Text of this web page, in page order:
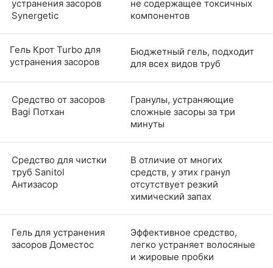
устранения засоров
Synergetic
не содержащее токсичных
компонентов
Гель Крот Turbo для
устранения засоров
Бюджетный гель, подходит
для всех видов труб
Средство от засоров
Bagi Потхан
Гранулы, устраняющие
сложные засоры за три
минуты
Средство для чистки
труб Sanitol
Антизасор
В отличие от многих
средств, у этих гранул
отсутствует резкий
химический запах
Гель для устранения
засоров Доместос
Эффективное средство,
легко устраняет волосяные
и жировые пробки